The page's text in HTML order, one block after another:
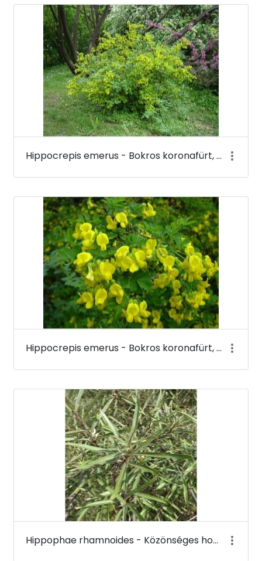
Hippocrepis emerus - Bokros koronafürt, zöldvesszős tisztescserje - Budai Arborétum
Hippocrepis emerus - Bokros koronafürt, zöldvesszős tisztescserje (virága) - Budai Arborétum
Hippophae rhamnoides - Közönséges homoktövis - Budai Arborétum